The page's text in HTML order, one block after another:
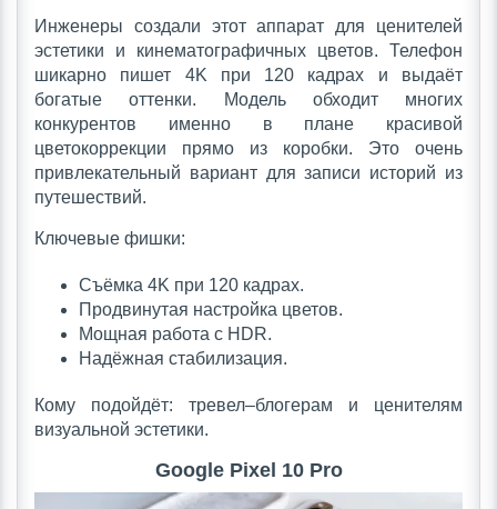
Инженеры создали этот аппарат для ценителей
эстетики и кинематографичных цветов. Телефон
шикарно пишет 4K при 120 кадрах и выдаёт
богатые оттенки. Модель обходит многих
конкурентов именно в плане красивой
цветокоррекции прямо из коробки. Это очень
привлекательный вариант для записи историй из
путешествий.
Ключевые фишки:
Съёмка 4K при 120 кадрах.
Продвинутая настройка цветов.
Мощная работа с HDR.
Надёжная стабилизация.
Кому подойдёт: тревел–блогерам и ценителям
визуальной эстетики.
Google Pixel 10 Pro